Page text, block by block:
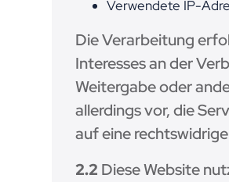
Verwendete IP-
Die Verarbeitung
Interesses an der
Weitergabe oder
allerdings vor, die
auf eine
2.2 Diese Website